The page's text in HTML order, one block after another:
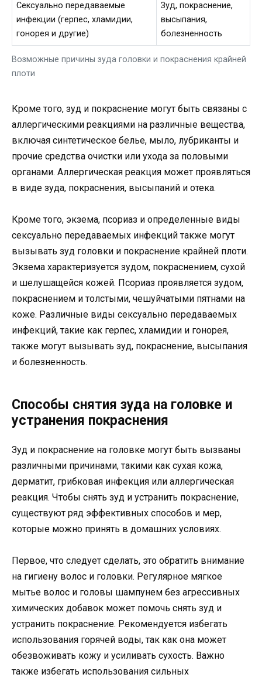
Возможные причины зуда головки и покраснения крайней
плоти
Сексуально передаваемые
инфекции (герпес, хламидии,
гонорея и другие)
Зуд, покраснение,
высыпания,
болезненность
Кроме того, зуд и покраснение могут быть связаны с
аллергическими реакциями на различные вещества,
включая синтетическое белье, мыло, лубриканты и
прочие средства очистки или ухода за половыми
органами. Аллергическая реакция может проявляться
в виде зуда, покраснения, высыпаний и отека.
Кроме того, экзема, псориаз и определенные виды
сексуально передаваемых инфекций также могут
вызывать зуд головки и покраснение крайней плоти.
Экзема характеризуется зудом, покраснением, сухой
и шелушащейся кожей. Псориаз проявляется зудом,
покраснением и толстыми, чешуйчатыми пятнами на
коже. Различные виды сексуально передаваемых
инфекций, такие как герпес, хламидии и гонорея,
также могут вызывать зуд, покраснение, высыпания
и болезненность.
Способы снятия зуда на головке и
устранения покраснения
Зуд и покраснение на головке могут быть вызваны
различными причинами, такими как сухая кожа,
дерматит, грибковая инфекция или аллергическая
реакция. Чтобы снять зуд и устранить покраснение,
существуют ряд эффективных способов и мер,
которые можно принять в домашних условиях.
Первое, что следует сделать, это обратить внимание
на гигиену волос и головки. Регулярное мягкое
мытье волос и головы шампунем без агрессивных
химических добавок может помочь снять зуд и
устранить покраснение. Рекомендуется избегать
использования горячей воды, так как она может
обезвоживать кожу и усиливать сухость. Важно
также избегать использования сильных